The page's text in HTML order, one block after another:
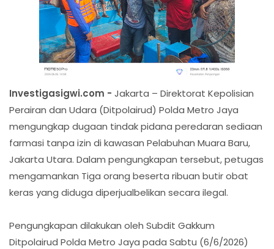
Investigasigwi.com - Jakarta – Direktorat Kepolisian
Perairan dan Udara (Ditpolairud) Polda Metro Jaya
mengungkap dugaan tindak pidana peredaran sediaan
farmasi tanpa izin di kawasan Pelabuhan Muara Baru,
Jakarta Utara. Dalam pengungkapan tersebut, petugas
mengamankan Tiga orang beserta ribuan butir obat
keras yang diduga diperjualbelikan secara ilegal.
Pengungkapan dilakukan oleh Subdit Gakkum
Ditpolairud Polda Metro Jaya pada Sabtu (6/6/2026)